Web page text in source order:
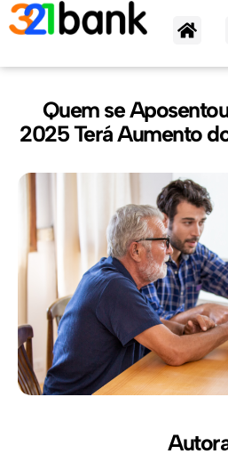
para
conteúdo
Quem se
2025 Terá Aumento